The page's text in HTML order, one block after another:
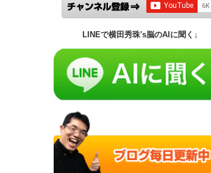
LINEで横田秀珠's脳のAIに聞く↓